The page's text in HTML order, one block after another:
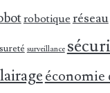
robotique réseau
sureté surveillance
économie